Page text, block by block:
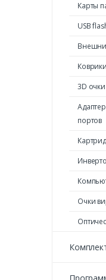
Карты
USB
Коврики
3D
портов
Очки